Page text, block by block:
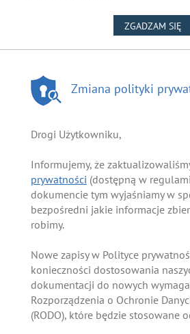
ZGADZAM SIĘ
Zmiana polityki
Drogi Użytkowniku,
Informujemy, że
prywatności (dostępną w
dokumencie tym wyjaśniamy w
bezpośredni jakie informacje
robimy.
Nowe zapisy w Polityce
konieczności dostosowania
dokumentacji do nowych
Rozporządzenia o Ochronie
(RODO), które będzie stosowane